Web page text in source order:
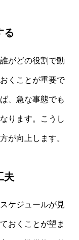
る
がどの役割で動
くことが重要で
、急な事態でも
ります。こうし
が向上します。
夫
ケジュールが見
おくことが望ま